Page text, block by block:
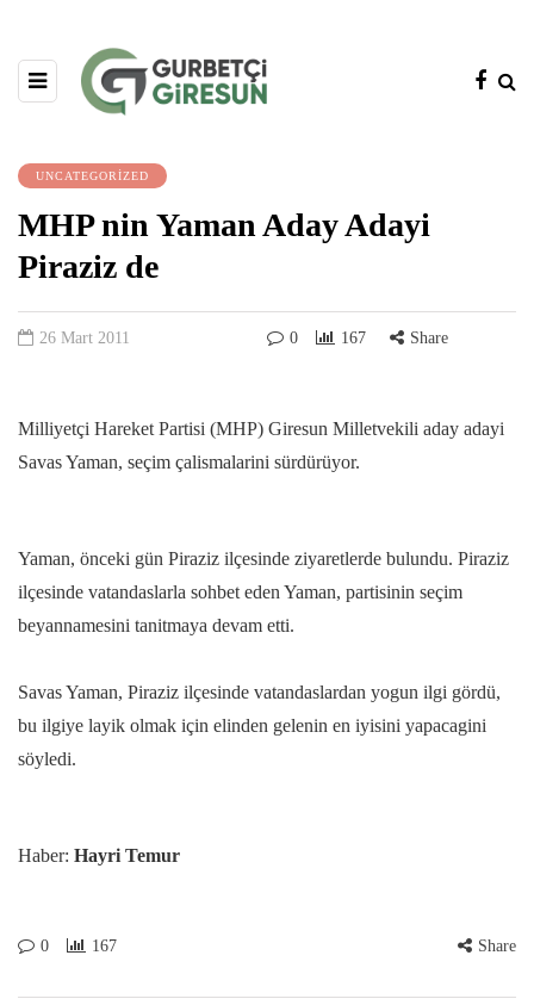
UNCATEGORIZED
MHP nin Yaman Aday Adayi
Piraziz de
26 Mart 2011 0 167 Share
Milliyetçi Hareket Partisi (MHP) Giresun Milletvekili aday adayi
Savas Yaman, seçim çalismalarini sürdürüyor.
Yaman, önceki gün Piraziz ilçesinde ziyaretlerde bulundu. Piraziz
ilçesinde vatandaslarla sohbet eden Yaman, partisinin seçim
beyannamesini tanitmaya devam etti.
Savas Yaman, Piraziz ilçesinde vatandaslardan yogun ilgi gördü,
bu ilgiye layik olmak için elinden gelenin en iyisini yapacagini
söyledi.
Haber: Hayri Temur
0 167 Share